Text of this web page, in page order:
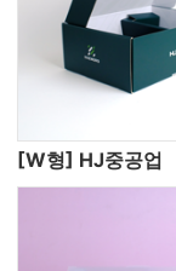
[W형] HJ중공업